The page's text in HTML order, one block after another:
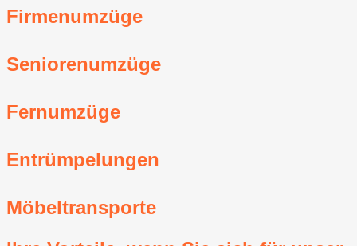
Firmenumzüge
Seniorenumzüge
Fernumzüge
Entrümpelungen
Möbeltransporte